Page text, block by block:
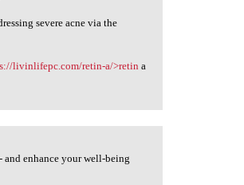
severe acne via the
livinlifepc.com/retin-a/>retin a
and enhance your well-being